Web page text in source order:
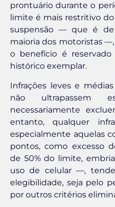
prontuário durante o
limite é mais restritivo
suspensão — que é
maioria dos motoristas
o benefício é
histórico exemplar.
Infrações leves e
não ultrapassem
necessariamente
entanto, qualquer
especialmente aquelas
pontos, como excesso
de 50% do limite,
uso de celular —,
elegibilidade, seja pelo
por outros critérios